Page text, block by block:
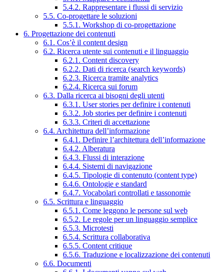
5.4.2. Rappresentare i flussi di servizio
5.5. Co-progettare le soluzioni
5.5.1. Workshop di co-progettazione
6. Progettazione dei contenuti
6.1. Cos’è il content design
6.2. Ricerca utente sui contenuti e il linguaggio
6.2.1. Content discovery
6.2.2. Dati di ricerca (search keywords)
6.2.3. Ricerca tramite analytics
6.2.4. Ricerca sui forum
6.3. Dalla ricerca ai bisogni degli utenti
6.3.1. User stories per definire i contenuti
6.3.2. Job stories per definire i contenuti
6.3.3. Criteri di accettazione
6.4. Architettura dell’informazione
6.4.1. Definire l’architettura dell’informazione
6.4.2. Alberatura
6.4.3. Flussi di interazione
6.4.4. Sistemi di navigazione
6.4.5. Tipologie di contenuto (content type)
6.4.6. Ontologie e standard
6.4.7. Vocabolari controllati e tassonomie
6.5. Scrittura e linguaggio
6.5.1. Come leggono le persone sul web
6.5.2. Le regole per un linguaggio semplice
6.5.3. Microtesti
6.5.4. Scrittura collaborativa
6.5.5. Content critique
6.5.6. Traduzione e localizzazione dei contenuti
6.6. Documenti